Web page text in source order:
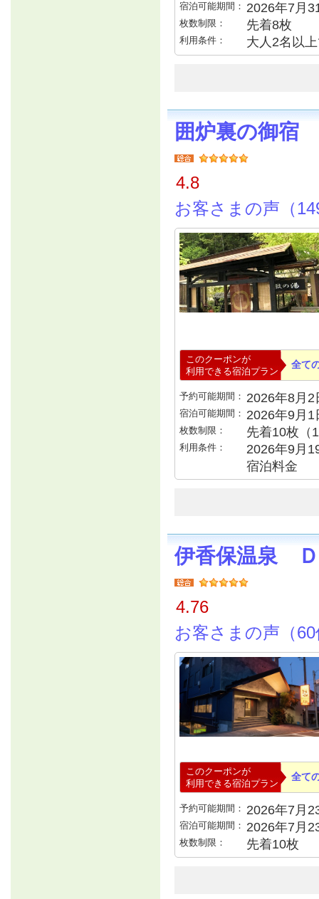
宿泊可能期間： 2026年7月
枚数制限： 先着8枚
利用条件： 大人2名以
囲炉裏の御宿
4.8
お客さまの声（
このクーポンが
利用できる宿泊プラン
全て
予約可能期間： 2026年8月
宿泊可能期間： 2026年9月
枚数制限： 先着10枚（
利用条件：
2026年9月
宿泊料金
伊香保温泉
4.76
お客さまの声（
このクーポンが
利用できる宿泊プラン
全て
予約可能期間： 2026年7月
宿泊可能期間： 2026年7月
枚数制限： 先着10枚